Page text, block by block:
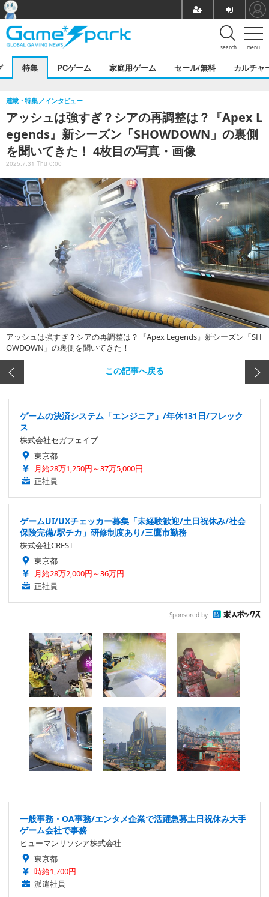
menu
search
特集 PCゲーム 家庭用ゲーム セール/無料 カルチャ
アッシュは強すぎ？シアの再調整は？『Apex L
egends』新シーズン「SHOWDOWN」の裏側
を聞いてきた！ 4枚目の写真・画像
連載・特集 インタビュー
2025.7.31 Thu 0:00
アッシュは強すぎ？シアの再調整は？『Apex Legends』新シーズン「SH
OWDOWN」の裏側を聞いてきた！
この記事へ戻る
ゲームの決済システム「エンジニア」/年休131日/フレック
ス
株式会社セガフェイブ
東京都
月給28万1,250円～37万5,000円
正社員
ゲームUI/UXチェッカー募集「未経験歓迎/土日祝休み/社会
保険完備/駅チカ」研修制度あり/三鷹市勤務
株式会社CREST
東京都
月給28万2,000円～36万円
正社員
Sponsored by
一般事務・OA事務/エンタメ企業で活躍急募土日祝休み大手
ゲーム会社で事務
ヒューマンリソシア株式会社
東京都
時給1,700円
派遣社員